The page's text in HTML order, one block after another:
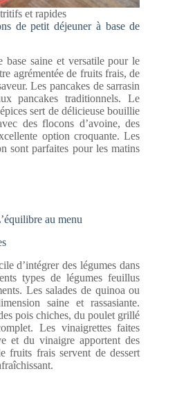
et rapides
de petit déjeuner à base de
base saine et versatile pour le
agrémentée de fruits frais, de
Les pancakes de sarrasin
pancakes traditionnels. Le
sert de délicieuse bouillie
des flocons d’avoine, des
option croquante. Les
sont parfaites pour les matins
au menu
d’intégrer des légumes dans
types de légumes feuillus
Les salades de quinoa ou
saine et rassasiante.
pois chiches, du poulet grillé
Les vinaigrettes faites
et du vinaigre apportent des
fruits frais servent de dessert